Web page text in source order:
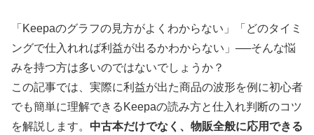
「Keepaのグラフの見方がよくわからない」「どのタイミ
ングで仕入れれば利益が出るかわからない」──そんな悩
みを持つ方は多いのではないでしょうか？
この記事では、実際に利益が出た商品の波形を例に初心者
でも簡単に理解できるKeepaの読み方と仕入れ判断のコツ
を解説します。 中古本だけでなく、物販全般に応用できる